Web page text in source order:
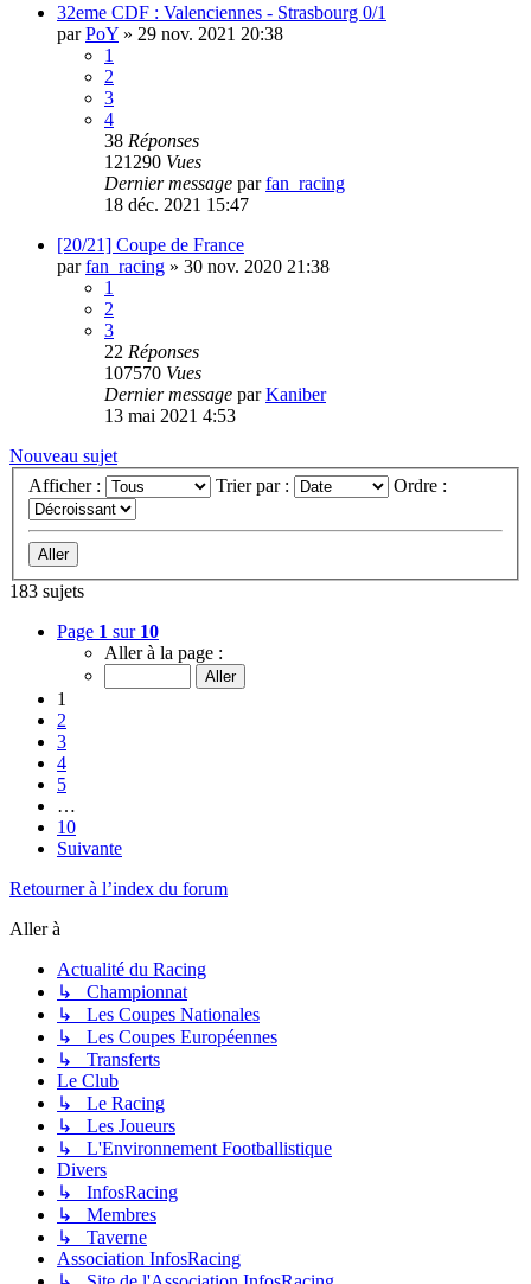
32eme CDF : Valenciennes - Strasbourg 0/1
parPoY » 29 nov. 2021 20:38
1
2
3
4
38 Réponses
121290 Vues
Dernier message parfan_racing
18 déc. 2021 15:47
[20/21] Coupe de France
parfan_racing » 30 nov. 2020 21:38
1
2
3
22 Réponses
107570 Vues
Dernier message parKaniber
13 mai 2021 4:53
Nouveau sujet
Afficher :
Trier par : Ordre :
183 sujets
Page 1 sur 10
Aller à la page :
1
2
3
4
5
…
10
Suivante
Retourner à l’index du forum
Aller à
Actualité du Racing
↳ Championnat
↳ Les Coupes Nationales
↳ Les Coupes Européennes
↳ Transferts
Le Club
↳ Le Racing
↳ Les Joueurs
↳ L'Environnement Footballistique
Divers
↳ InfosRacing
↳ Membres
↳ Taverne
Association InfosRacing